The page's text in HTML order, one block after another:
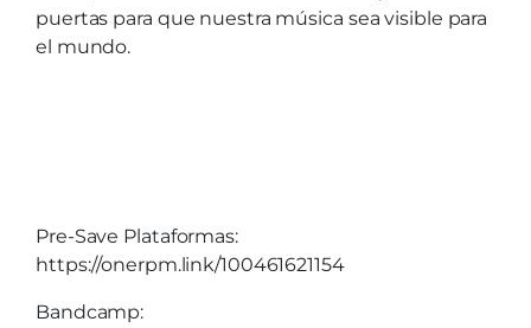
puertas para que nuestra música sea visible para
el mundo.
Pre-Save Plataformas:
https://onerpm.link/100461621154
Bandcamp: